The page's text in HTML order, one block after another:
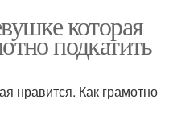
которая
подкатить
нравится. Как грамотно